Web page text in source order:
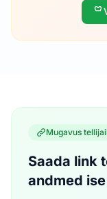
Mugavus
Saada link
andmed ise